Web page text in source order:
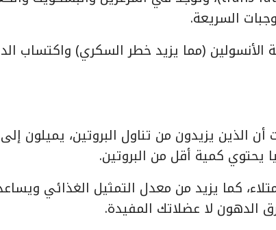
السريعة.
الأنسولين (مما يزيد خطر السكري) واكتساب
أن الذين يزيدون من تناول البروتين، يميلون إلى
يحتوي كمية أقل من البروتين.
كما يزيد من معدل التمثيل الغذائي
الدهون لا عضلاتك المفيدة.